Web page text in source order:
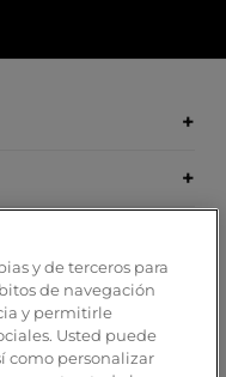
y de terceros para
de navegación
y permitirle
Usted puede
como personalizar